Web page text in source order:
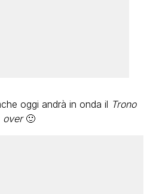
oggi andrà in onda il Trono
over🙂